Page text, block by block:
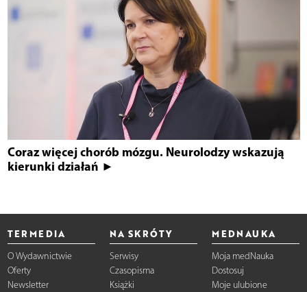
Coraz więcej chorób mózgu. Neurolodzy wskazują
kierunki działań ►
TERMEDIA
O Wydawnictwie
Oferty
Newsletter
NA SKRÓTY
Serwisy
Czasopisma
Książki
MEDNAUKA
Moja medNauka
Dostosuj
Moje ulubione